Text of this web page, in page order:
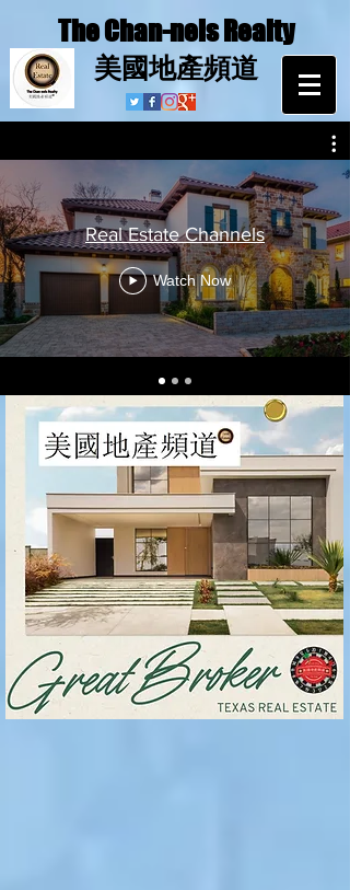
The Chan-nels Realty
​美國地產頻道
Real Estate Channels
Watch Now